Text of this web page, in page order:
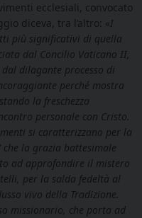
ecclesiali, convocato
diceva, tra l’altro: «I
più significativi di quella
dal Concilio Vaticano II,
dilagante processo di
perché mostra
la freschezza
personale con Cristo.
si caratterizzano per la
che la grazia battesimale
ad approfondire il mistero
per la salda fedeltà al
vivo della Tradizione.
missionario, che porta ad